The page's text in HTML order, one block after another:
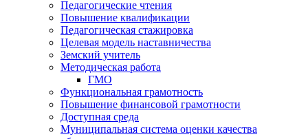
Педагогические чтения
Повышение квалификации
Педагогическая стажировка
Целевая модель наставничества
Земский учитель
Методическая работа
ГМО
Функциональная грамотность
Повышение финансовой грамотности
Доступная среда
Муниципальная система оценки качества